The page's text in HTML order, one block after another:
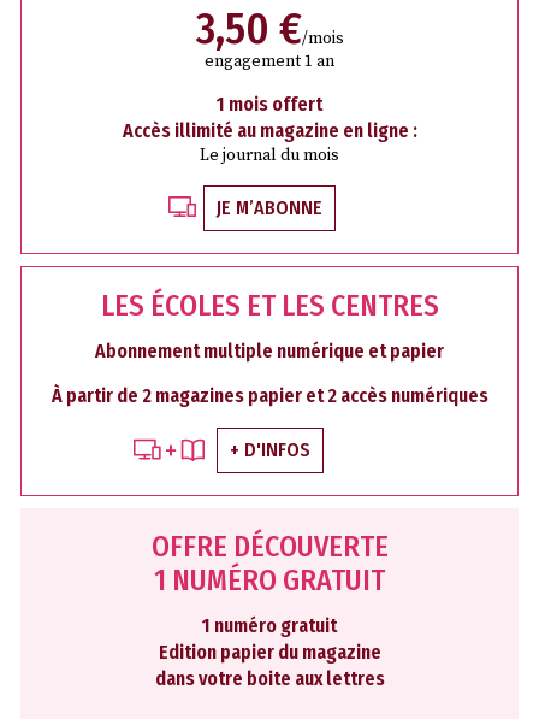
3,50 €/mois
engagement 1 an
1 mois offert
Accès illimité au magazine en ligne :
Le journal du mois
JE M’ABONNE
LES ÉCOLES ET LES CENTRES
Abonnement multiple numérique et papier
À partir de 2 magazines papier et 2 accès numériques
+ D'INFOS
OFFRE DÉCOUVERTE
1 NUMÉRO GRATUIT
1 numéro gratuit
Edition papier du magazine
dans votre boite aux lettres